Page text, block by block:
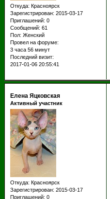
Откуда: Красноярск
Зарегистрирован: 2015-03-17
Приглашений: 0
Сообщений: 61
Пол: Женский
Провел на форуме:
3 часа 56 минут
Последний визит:
2017-01-06 20:55:41
Елена Яцковская
Активный участник
Откуда: Красноярск
Зарегистрирован: 2015-03-17
Приглашений: 0